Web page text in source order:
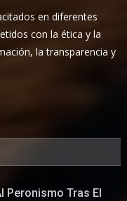
en diferentes
con la ética y la
la transparencia y
Peronismo Tras El